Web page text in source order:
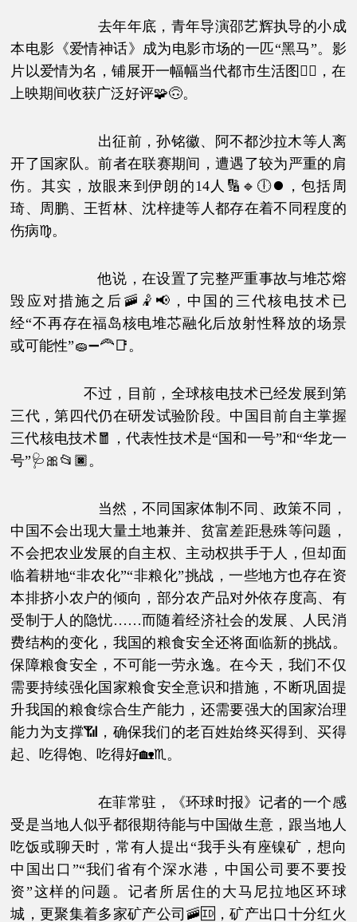
去年年底，青年导演邵艺辉执导的小成
本电影《爱情神话》成为电影市场的一匹“黑马”。影
片以爱情为名，铺展开一幅幅当代都市生活图景⃣，在
上映期间收获广泛好评🧩🙃。
出征前，孙铭徽、阿不都沙拉木等人离
开了国家队。前者在联赛期间，遭遇了较为严重的肩
伤。其实，放眼来到伊朗的14人🔢🔹🕕⏺，包括周
琦、周鹏、王哲林、沈梓捷等人都存在着不同程度的
伤病♍。
他说，在设置了完整严重事故与堆芯熔
毁应对措施之后🚠🤾📢，中国的三代核电技术已
经“不再存在福岛核电堆芯融化后放射性释放的场景
或可能性”🧽➖🦰📑。
不过，目前，全球核电技术已经发展到第
三代，第四代仍在研发试验阶段。中国目前自主掌握
三代核电技术🧧，代表性技术是“国和一号”和“华龙一
号”🩺🎀📂🏿。
当然，不同国家体制不同、政策不同，
中国不会出现大量土地兼并、贫富差距悬殊等问题，
不会把农业发展的自主权、主动权拱手于人，但却面
临着耕地“非农化”“非粮化”挑战，一些地方也存在资
本排挤小农户的倾向，部分农产品对外依存度高、有
受制于人的隐忧……而随着经济社会的发展、人民消
费结构的变化，我国的粮食安全还将面临新的挑战。
保障粮食安全，不可能一劳永逸。在今天，我们不仅
需要持续强化国家粮食安全意识和措施，不断巩固提
升我国的粮食综合生产能力，还需要强大的国家治理
能力为支撑📶，确保我们的老百姓始终买得到、买得
起、吃得饱、吃得好🏡♏。
在菲常驻，《环球时报》记者的一个感
受是当地人似乎都很期待能与中国做生意，跟当地人
吃饭或聊天时，常有人提出“我手头有座镍矿，想向
中国出口”“我们省有个深水港，中国公司要不要投
资”这样的问题。记者所居住的大马尼拉地区环球
城，更聚集着多家矿产公司🚠🆔，矿产出口十分红火